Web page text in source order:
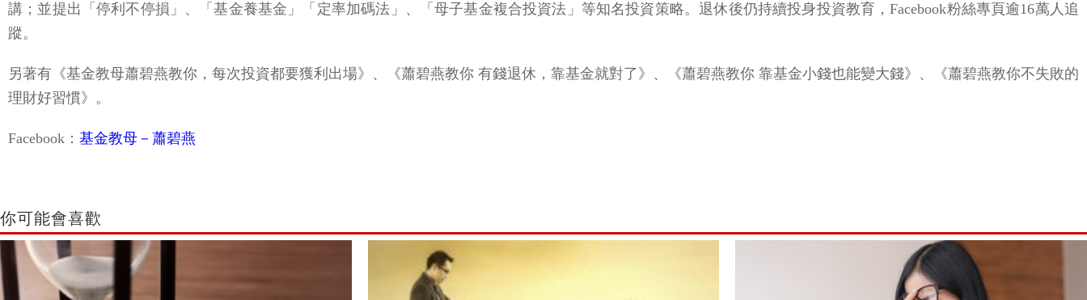
講；並提出「停利不停損」、「基金養基金」「定率加碼法」、「母子基金複合投資法」等知名投資策略。退休後仍持續投身投資教育，Facebook粉絲專頁逾16萬人追
蹤。
另著有《基金教母蕭碧燕教你，每次投資都要獲利出場》、《蕭碧燕教你 有錢退休，靠基金就對了》、《蕭碧燕教你 靠基金小錢也能變大錢》、《蕭碧燕教你不失敗的
理財好習慣》。
Facebook： 基金教母－蕭碧燕
你可能會喜歡